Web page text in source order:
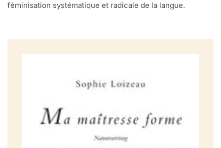
féminisation systématique et radicale de la langue.